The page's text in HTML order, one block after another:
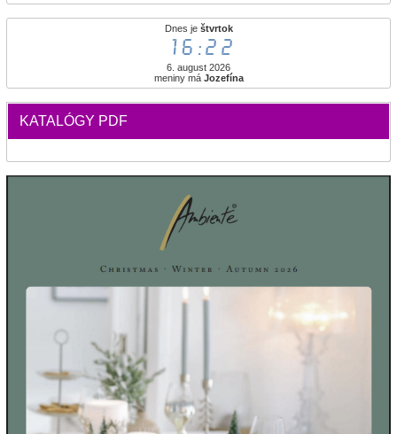
Dnes je štvrtok
16:22
6. august 2026
meniny má Jozefína
KATALÓGY PDF